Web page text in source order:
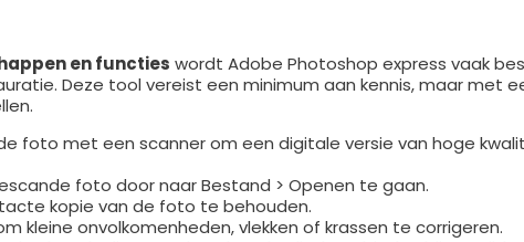
en functies wordt Adobe Photoshop express vaak
Deze tool vereist een minimum aan kennis, maar met
foto met een scanner om een digitale versie van hoge
foto door naar Bestand > Openen te gaan.
kopie van de foto te behouden.
kleine onvolkomenheden, vlekken of krassen te corrigeren.